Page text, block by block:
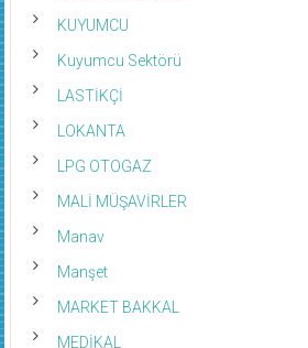
KUYUMCU
Kuyumcu Sektörü
LASTİKÇİ
LOKANTA
LPG OTOGAZ
MALİ MÜŞAVİRLER
Manav
Manşet
MARKET BAKKAL
MEDİKAL